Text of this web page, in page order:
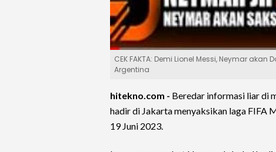
CEK FAKTA: Demi Lionel Messi, Neymar
Argentina
hitekno.com - Beredar informasi liar di
hadir di Jakarta menyaksikan laga FIFA
19 Juni 2023.